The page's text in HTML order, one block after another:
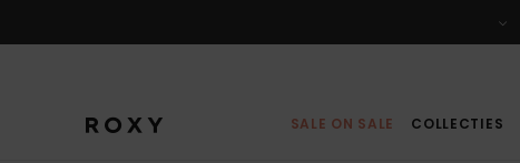
SALE ON SALE COLLECTIES